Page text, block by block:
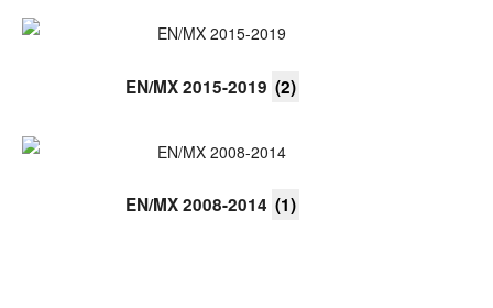
EN/MX 2015-2019 (2)
EN/MX 2008-2014 (1)